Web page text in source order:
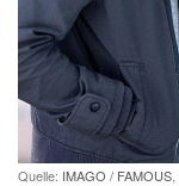
Quelle: IMAGO / FAMOUS